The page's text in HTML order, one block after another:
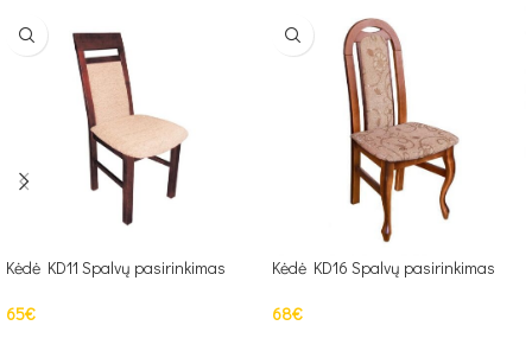
Kėdė KD11 Spalvų pasirinkimas
65€
Kėdė KD16 Spalvų pasirinkimas
68€